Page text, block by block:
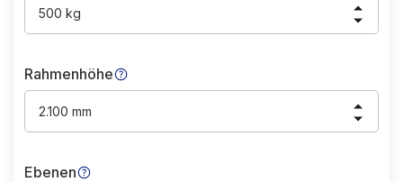
500 kg
Rahmenhöhe
2.100 mm
Ebenen